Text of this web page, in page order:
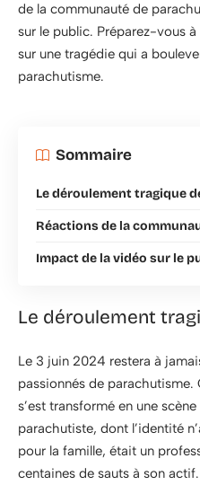
de la communauté de
sur le public. Préparez-vous
sur une tragédie qui a
parachutisme.
Sommaire
Le déroulement tragique
Réactions de la
Impact de la vidéo sur le
Le déroulement
Le 3 juin 2024 restera à
passionnés de
s’est transformé en une
parachutiste, dont l’identité
pour la famille, était un
centaines de sauts à son